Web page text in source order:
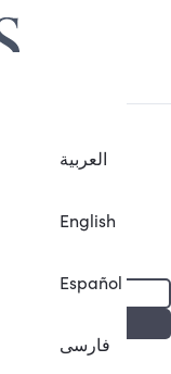
العربية
English
Español
فارسی